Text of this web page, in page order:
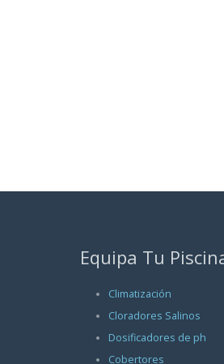
Equipa Tu
Climatización
Cloradores Salinos
Dosificadores de ph
Cobertores